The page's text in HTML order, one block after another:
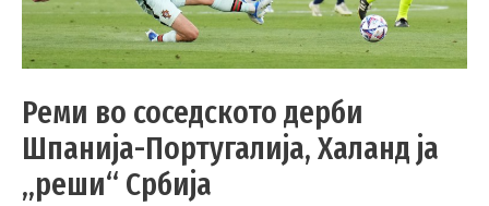
Реми во соседското дерби
Шпанија-Португалија, Халанд ја
„реши“ Србија